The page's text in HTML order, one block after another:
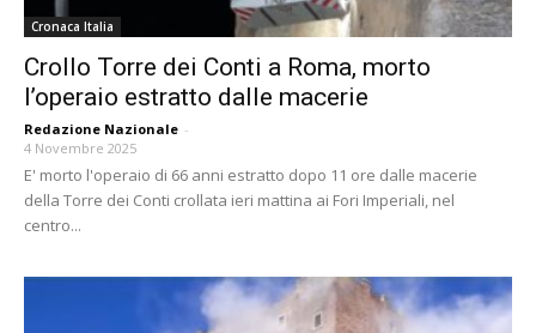
Cronaca Italia
Crollo Torre dei Conti a Roma, morto
l’operaio estratto dalle macerie
Redazione Nazionale -
4 Novembre 2025
E' morto l'operaio di 66 anni estratto dopo 11 ore dalle macerie
della Torre dei Conti crollata ieri mattina ai Fori Imperiali, nel
centro...